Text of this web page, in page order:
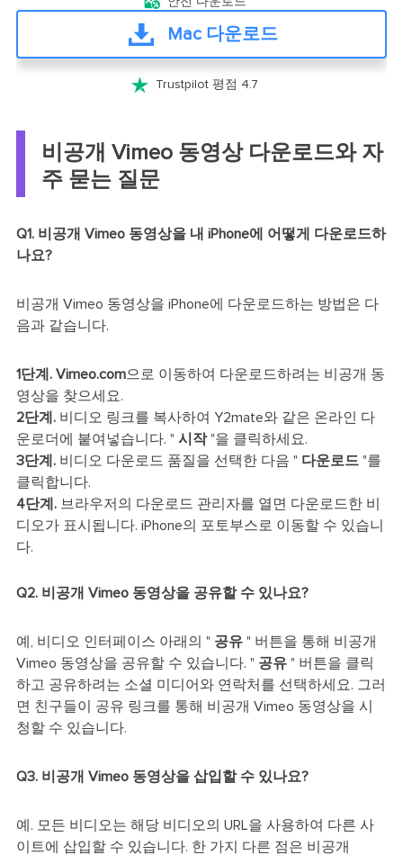
Mac 다운로드
 Trustpilot 평점 4.7
비공개 Vimeo 동영상 다운로드와 자
주 묻는 질문
Q1. 비공개 Vimeo 동영상을 내 iPhone에 어떻게 다운로드하
나요?
비공개 Vimeo 동영상을 iPhone에 다운로드하는 방법은 다
음과 같습니다.
1단계. Vimeo.com으로 이동하여 다운로드하려는 비공개 동
영상을 찾으세요.
2단계.비디오 링크를 복사하여 Y2mate와 같은 온라인 다
운로더에 붙여넣습니다. " 시작"을 클릭하세요.
3단계.비디오 다운로드 품질을 선택한 다음 " 다운로드"를
클릭합니다.
4단계.브라우저의 다운로드 관리자를 열면 다운로드한 비
디오가 표시됩니다. iPhone의 포토부스로 이동할 수 있습니
다.
Q2. 비공개 Vimeo 동영상을 공유할 수 있나요?
예, 비디오 인터페이스 아래의 " 공유" 버튼을 통해 비공개
Vimeo 동영상을 공유할 수 있습니다. " 공유" 버튼을 클릭
하고 공유하려는 소셜 미디어와 연락처를 선택하세요. 그러
면 친구들이 공유 링크를 통해 비공개 Vimeo 동영상을 시
청할 수 있습니다.
Q3. 비공개 Vimeo 동영상을 삽입할 수 있나요?
예. 모든 비디오는 해당 비디오의 URL을 사용하여 다른 사
이트에 삽입할 수 있습니다. 한 가지 다른 점은 비공개